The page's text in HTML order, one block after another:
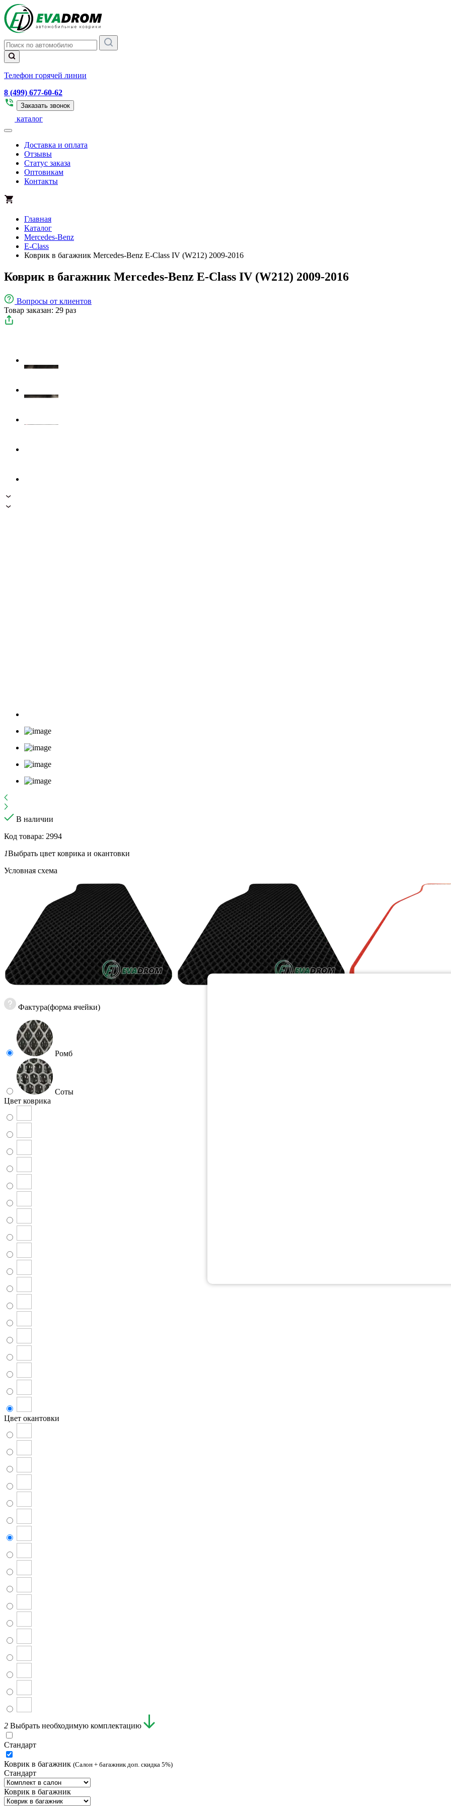
Телефон горячей линии
8 (499) 677-60-62
Заказать звонок
каталог
Доставка и оплата
Отзывы
Статус заказа
Оптовикам
Контакты
Главная
Каталог
Mercedes-Benz
E-Class
Коврик в багажник Mercedes-Benz E-Class IV (W212) 2009-2016
Коврик в багажник Mercedes-Benz E-Class IV (W212) 2009-2016
Вопросы от клиентов
Товар заказан: 29 раз
В наличии
Код товара: 2994
1Выбрать цвет коврика и окантовки
Условная схема
Фактура(форма ячейки)
Ромб
Соты
Цвет коврика
Цвет окантовки
2 Выбрать необходимую комплектацию
Стандарт
Коврик в багажник (Салон + багажник доп. скидка 5%)
Стандарт
Коврик в багажник